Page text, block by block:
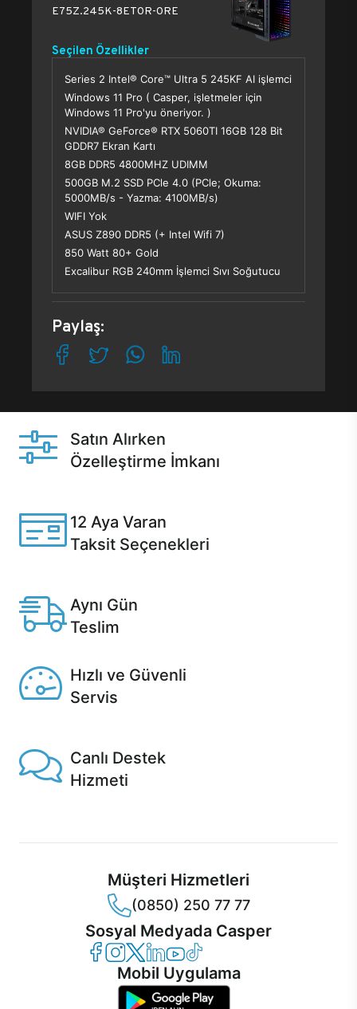
E75Z.245K-8ET0R-0RE
Seçilen Özellikler
Series 2 Intel® Core™ Ultra 5 245KF AI işlemci
Windows 11 Pro ( Casper, işletmeler için
Windows 11 Pro'yu öneriyor. )
NVIDIA® GeForce® RTX 5060TI 16GB 128 Bit
GDDR7 Ekran Kartı
8GB DDR5 4800MHZ UDIMM
500GB M.2 SSD PCle 4.0 (PCle; Okuma:
5000MB/s - Yazma: 4100MB/s)
WIFI Yok
ASUS Z890 DDR5 (+ Intel Wifi 7)
850 Watt 80+ Gold
Excalibur RGB 240mm İşlemci Sıvı Soğutucu
Paylaş:
Satın Alırken
Özelleştirme İmkanı
12 Aya Varan
Taksit Seçenekleri
Aynı Gün
Teslim
Hızlı ve Güvenli
Servis
Canlı Destek
Hizmeti
Müşteri Hizmetleri
(0850) 250 77 77
Sosyal Medyada Casper
Casper Facebook
Casper Instagram
Casper Twitter
Casper LinkedIn
Casper YouTube
Casper TikTok
Mobil Uygulama